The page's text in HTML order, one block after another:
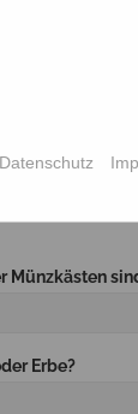
bewertet
nicht
Münzkästen
Erbe?
Datenschutz